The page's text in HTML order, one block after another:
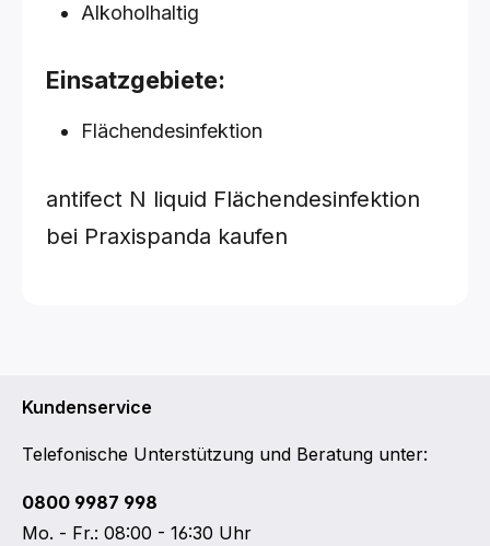
Alkoholhaltig
Einsatzgebiete:
Flächendesinfektion
antifect N liquid Flächendesinfektion
bei Praxispanda kaufen
Kundenservice
Telefonische Unterstützung und Beratung unter:
0800 9987 998
Mo. - Fr.: 08:00 - 16:30 Uhr